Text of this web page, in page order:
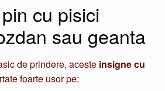
cu pisici
sau geanta
de prindere, aceste insigne cu
foarte usor pe: